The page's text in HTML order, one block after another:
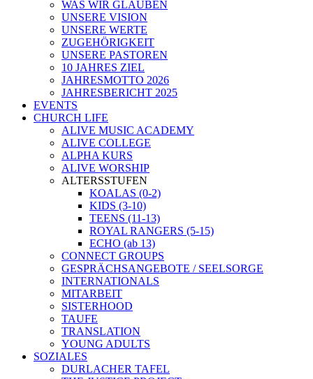
WAS WIR GLAUBEN
UNSERE VISION
UNSERE WERTE
ZUGEHÖRIGKEIT
UNSERE PASTOREN
10 JAHRES ZIEL
JAHRESMOTTO 2026
JAHRESBERICHT 2025
EVENTS
CHURCH LIFE
ALIVE MUSIC ACADEMY
ALIVE COLLEGE
ALPHA KURS
ALIVE WORSHIP
ALTERSSTUFEN
KOALAS (0-2)
KIDS (3-10)
TEENS (11-13)
ROYAL RANGERS (5-15)
ECHO (ab 13)
CONNECT GROUPS
GESPRÄCHSANGEBOTE / SEELSORGE
INTERNATIONALS
MITARBEIT
SISTERHOOD
TAUFE
TRANSLATION
YOUNG ADULTS
SOZIALES
DURLACHER TAFEL